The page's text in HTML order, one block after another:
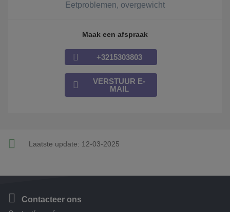
Eetproblemen, overgewicht
Maak een afspraak
+3215303803
VERSTUUR E-
MAIL
Laatste update: 12-03-2025
Contacteer ons